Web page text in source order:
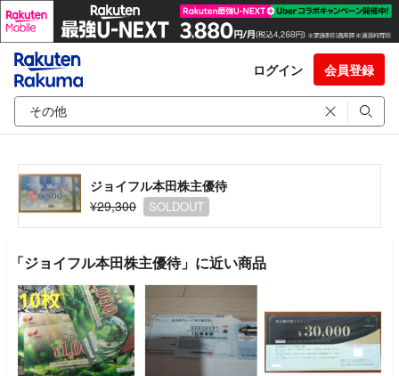
ログイン 会員登録
ジョイフル本田株主優待
¥29,300
SOLDOUT
「ジョイフル本田株主優待」に近い商品